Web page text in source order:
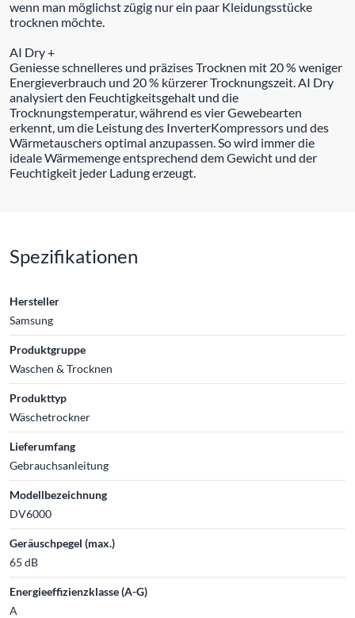
wenn man möglichst zügig nur ein paar Kleidungsstücke
trocknen möchte.
AI Dry +
Geniesse schnelleres und präzises Trocknen mit 20 % weniger
Energieverbrauch und 20 % kürzerer Trocknungszeit. AI Dry
analysiert den Feuchtigkeitsgehalt und die
Trocknungstemperatur, während es vier Gewebearten
erkennt, um die Leistung des InverterKompressors und des
Wärmetauschers optimal anzupassen. So wird immer die
ideale Wärmemenge entsprechend dem Gewicht und der
Feuchtigkeit jeder Ladung erzeugt.
Spezifikationen
Hersteller
Samsung
Produktgruppe
Waschen & Trocknen
Produkttyp
Wäschetrockner
Lieferumfang
Gebrauchsanleitung
Modellbezeichnung
DV6000
Geräuschpegel (max.)
65 dB
Energieeffizienzklasse (A-G)
A